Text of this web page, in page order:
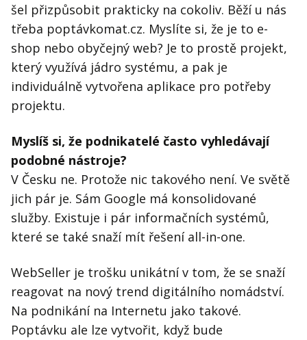
šel přizpůsobit prakticky na cokoliv. Běží u nás
třeba poptávkomat.cz. Myslíte si, že je to e-
shop nebo obyčejný web? Je to prostě projekt,
který využívá jádro systému, a pak je
individuálně vytvořena aplikace pro potřeby
projektu.
Myslíš si, že podnikatelé často vyhledávají
podobné nástroje?
V Česku ne. Protože nic takového není. Ve světě
jich pár je. Sám Google má konsolidované
služby. Existuje i pár informačních systémů,
které se také snaží mít řešení all-in-one.
WebSeller je trošku unikátní v tom, že se snaží
reagovat na nový trend digitálního nomádství.
Na podnikání na Internetu jako takové.
Poptávku ale lze vytvořit, když bude